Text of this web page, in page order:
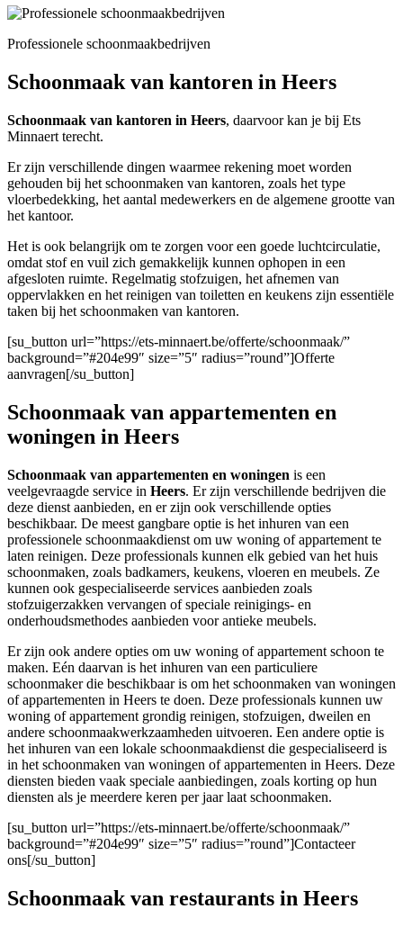
Professionele schoonmaakbedrijven
Schoonmaak van kantoren in Heers
Schoonmaak van kantoren in Heers, daarvoor kan je bij Ets
Minnaert terecht.
Er zijn verschillende dingen waarmee rekening moet worden
gehouden bij het schoonmaken van kantoren, zoals het type
vloerbedekking, het aantal medewerkers en de algemene grootte van
het kantoor.
Het is ook belangrijk om te zorgen voor een goede luchtcirculatie,
omdat stof en vuil zich gemakkelijk kunnen ophopen in een
afgesloten ruimte. Regelmatig stofzuigen, het afnemen van
oppervlakken en het reinigen van toiletten en keukens zijn essentiële
taken bij het schoonmaken van kantoren.
[su_button url=”https://ets-minnaert.be/offerte/schoonmaak/”
background=”#204e99″ size=”5″ radius=”round”]Offerte
aanvragen[/su_button]
Schoonmaak van appartementen en
woningen in Heers
Schoonmaak van appartementen en woningen is een
veelgevraagde service in Heers. Er zijn verschillende bedrijven die
deze dienst aanbieden, en er zijn ook verschillende opties
beschikbaar. De meest gangbare optie is het inhuren van een
professionele schoonmaakdienst om uw woning of appartement te
laten reinigen. Deze professionals kunnen elk gebied van het huis
schoonmaken, zoals badkamers, keukens, vloeren en meubels. Ze
kunnen ook gespecialiseerde services aanbieden zoals
stofzuigerzakken vervangen of speciale reinigings- en
onderhoudsmethodes aanbieden voor antieke meubels.
Er zijn ook andere opties om uw woning of appartement schoon te
maken. Eén daarvan is het inhuren van een particuliere
schoonmaker die beschikbaar is om het schoonmaken van woningen
of appartementen in Heers te doen. Deze professionals kunnen uw
woning of appartement grondig reinigen, stofzuigen, dweilen en
andere schoonmaakwerkzaamheden uitvoeren. Een andere optie is
het inhuren van een lokale schoonmaakdienst die gespecialiseerd is
in het schoonmaken van woningen of appartementen in Heers. Deze
diensten bieden vaak speciale aanbiedingen, zoals korting op hun
diensten als je meerdere keren per jaar laat schoonmaken.
[su_button url=”https://ets-minnaert.be/offerte/schoonmaak/”
background=”#204e99″ size=”5″ radius=”round”]Contacteer
ons[/su_button]
Schoonmaak van restaurants in Heers